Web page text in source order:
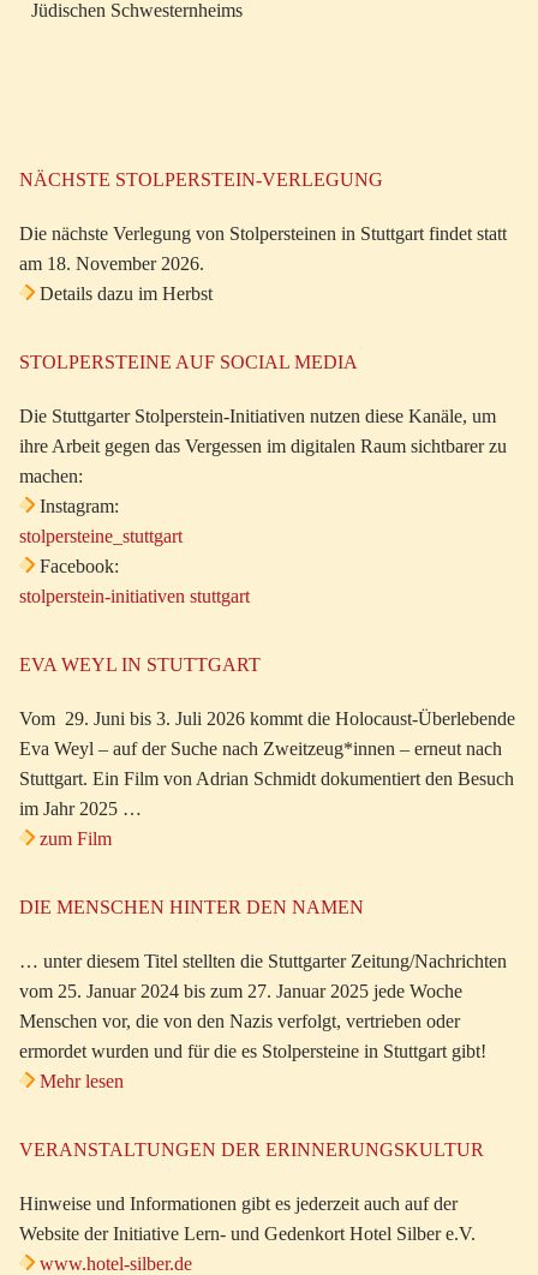
Jüdischen Schwesternheims
NÄCHSTE STOLPERSTEIN-VERLEGUNG
Die nächste Verlegung von Stolpersteinen in Stuttgart findet statt
am 18. November 2026.
Details dazu im Herbst
STOLPERSTEINE AUF SOCIAL MEDIA
Die Stuttgarter Stolperstein-Initiativen nutzen diese Kanäle, um
ihre Arbeit gegen das Vergessen im digitalen Raum sichtbarer zu
machen:
Instagram:
stolpersteine_stuttgart
Facebook:
stolperstein-initiativen stuttgart
EVA WEYL IN STUTTGART
Vom 29. Juni bis 3. Juli 2026 kommt die Holocaust-Überlebende
Eva Weyl – auf der Suche nach Zweitzeug*innen – erneut nach
Stuttgart. Ein Film von Adrian Schmidt dokumentiert den Besuch
im Jahr 2025 …
zum Film
DIE MENSCHEN HINTER DEN NAMEN
… unter diesem Titel stellten die Stuttgarter Zeitung/Nachrichten
vom 25. Januar 2024 bis zum 27. Januar 2025 jede Woche
Menschen vor, die von den Nazis verfolgt, vertrieben oder
ermordet wurden und für die es Stolpersteine in Stuttgart gibt!
Mehr lesen
VERANSTALTUNGEN DER ERINNERUNGSKULTUR
Hinweise und Informationen gibt es jederzeit auch auf der
Website der Initiative Lern- und Gedenkort Hotel Silber e.V.
www.hotel-silber.de